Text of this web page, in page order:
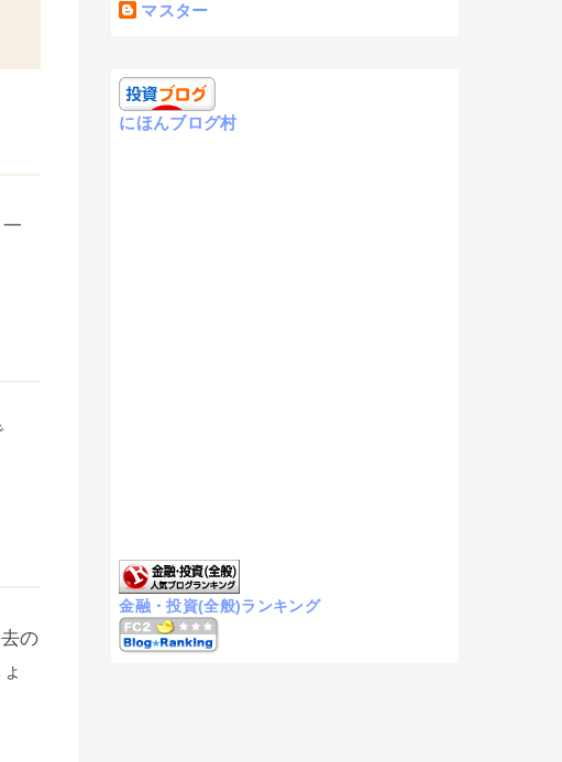
の
マスター
にほんブログ村
金融・投資(全般)ランキング